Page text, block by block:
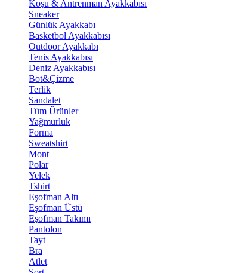
Koşu & Antrenman Ayakkabısı
Sneaker
Günlük Ayakkabı
Basketbol Ayakkabısı
Outdoor Ayakkabı
Tenis Ayakkabısı
Deniz Ayakkabısı
Bot&Çizme
Terlik
Sandalet
Tüm Ürünler
Yağmurluk
Forma
Sweatshirt
Mont
Polar
Yelek
Tshirt
Eşofman Altı
Eşofman Üstü
Eşofman Takımı
Pantolon
Tayt
Bra
Atlet